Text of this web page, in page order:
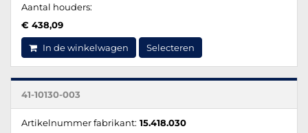
Aantal houders:
€ 438,09
In de winkelwagen Selecteren
41-10130-003
Artikelnummer fabrikant: 15.418.030